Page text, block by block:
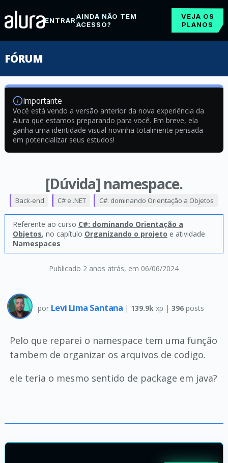
ENTRARAINDA NÃO TEM
ACESSO?
VEJA OS
PLANOS
FÓRUM
Importante
Você está vendo a versão anterior da nova experiência da
Alura que estamos preparando para você. Em breve, ela
ganha uma identidade visual novinha totalmente pensada
em potencializar seus estudos!
[Dúvida] namespace.
Publicado 2 anos atrás, em 06/06/2024
Back-end C# e .NET C#: dominando Orientação a Objetos
Referente ao curso C#: dominando Orientação a
Objetos, no capítulo Organizando o projeto e atividade
Namespaces
por Levi Lima Santana | 139.9k xp |396 posts
Pelo que reparei o namespace tem uma função
tambem de organizar os arquivos de codigo.
ele teria o mesmo sentido de package em java?